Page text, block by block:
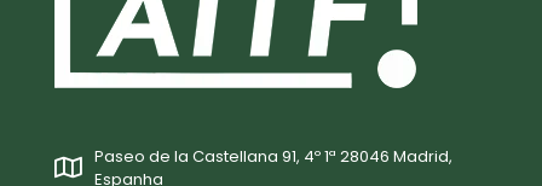
Paseo de la Castellana 91, 4º 1ª 28046 Madrid,
Espanha